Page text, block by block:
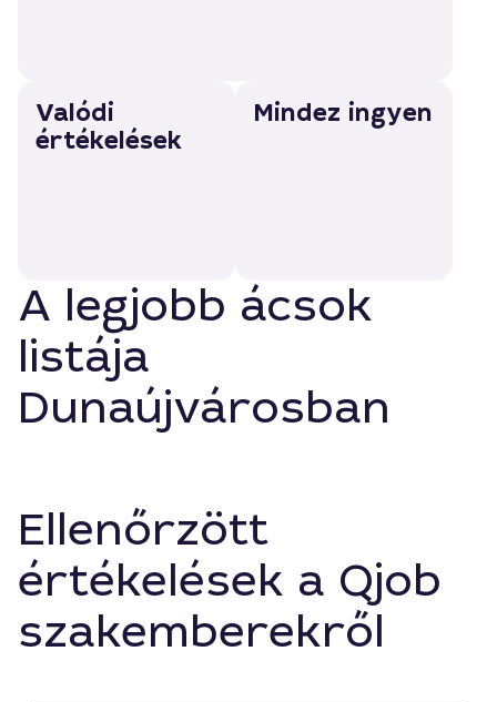
Valódi
értékelések
Mindez ingyen
A legjobb ácsok
listája
Dunaújvárosban
Ellenőrzött
értékelések a Qjob
szakemberekről